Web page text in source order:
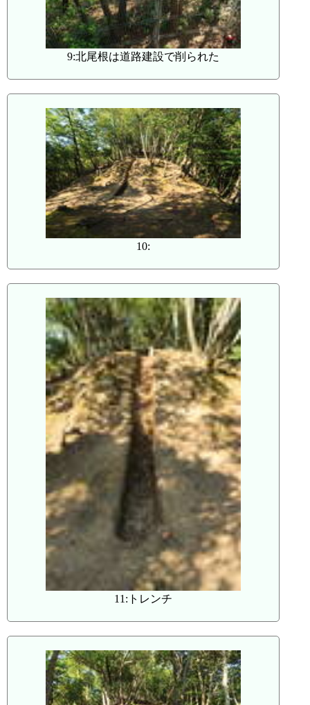
9:北尾根は道路建設で削られた
10:
11:トレンチ